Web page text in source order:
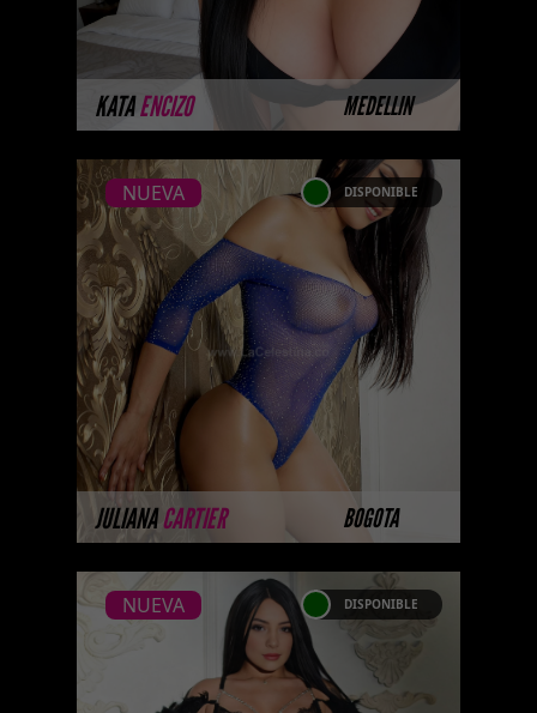
KATAENCIZO MEDELLIN
MÁS INFORMACIÓN
JULIANACARTIER BOGOTA
NUEVA DISPONIBLE
JULIANA CARTIER NUEVA
Provocadora seductora Escorts
Bogota con grandes pechos y
cola perfecta para darte el mejor
anal, Escorts pelinegras soy una
...
MÁS INFORMACIÓN
NUEVA DISPONIBLE
CAROLINE JONES -
CATALAGO PLATINO
NUEVA